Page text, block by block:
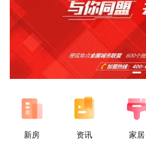
新房 资讯 家居